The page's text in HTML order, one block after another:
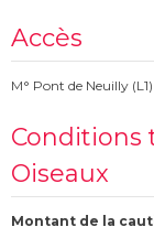
Accès
M° Pont de Neuilly (L1)
Conditions
Oiseaux
Montant de la